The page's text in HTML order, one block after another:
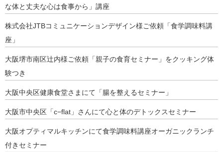
な体と丈夫な心は食事から」講座
株式会社JTBコミュニケーションデザイン様ご依頼「食学調味料講
座」
大阪堺市南区辻内様ご依頼「親子の食育セミナー」をクッキング体
験つき
大阪中央区健康食堂さまにて「腸を整えるセミナー」
大阪市中央区「c−flat」さんにて心と体のデトックスセミナー
大阪オプティマルキッチンにて食学調味料講座オーガニックランチ
付きセミナー